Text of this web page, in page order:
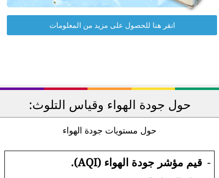
انقر هنا للحصول على مزيد من المعلومات
حول جودة الهواء وقياس التلوث:
حول مستويات جودة الهواء
- قيم مؤشر جودة الهواء (AQI).